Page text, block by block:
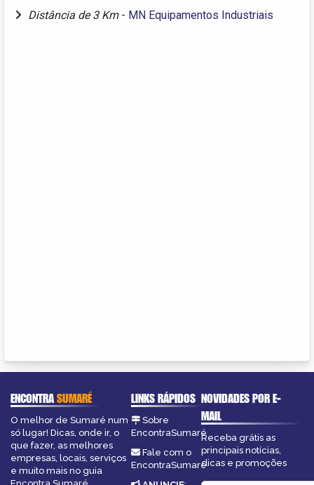
Distância de 3 Km - MN Equipamentos Industriais
ENCONTRASUMARÉ
O melhor de Sumaré num
só lugar! Dicas, onde ir, o
que fazer, as melhores
empresas, locais, serviços
e muito mais no guia
LINKS RÁPIDOS
Sobre
EncontraSumaré
Fale com o
EncontraSumaré
NOVIDADES POR E-
MAIL
Receba grátis as
principais notícias,
dicas e promoções